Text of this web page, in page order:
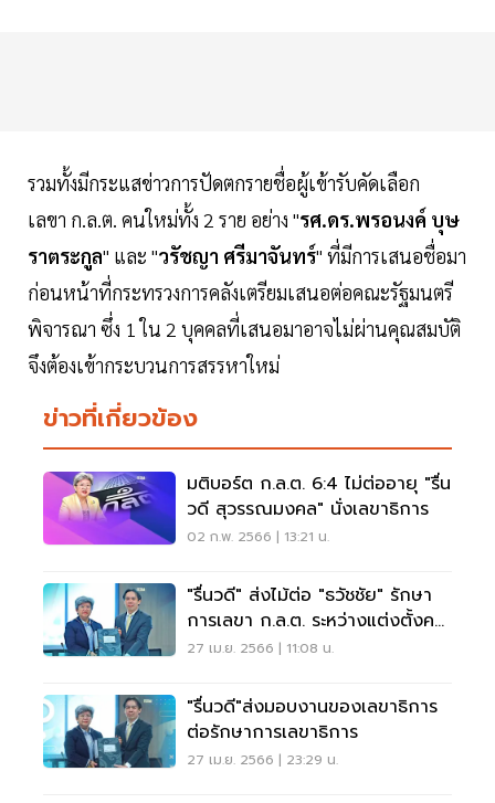
รวมทั้งมีกระแสข่าวการปัดตกรายชื่อผู้เข้ารับคัดเลือก
เลขา ก.ล.ต. คนใหม่ทั้ง 2 ราย อย่าง "รศ.ดร.พรอนงค์ บุษ
ราตระกูล" และ "วรัชญา ศรีมาจันทร์" ที่มีการเสนอชื่อมา
ก่อนหน้าที่กระทรวงการคลังเตรียมเสนอต่อคณะรัฐมนตรี
พิจารณา ซึ่ง 1 ใน 2 บุคคลที่เสนอมาอาจไม่ผ่านคุณสมบัติ
จึงต้องเข้ากระบวนการสรรหาใหม่
ข่าวที่เกี่ยวข้อง
มติบอร์ต ก.ล.ต. 6:4 ไม่ต่ออายุ "รื่น
วดี สุวรรณมงคล" นั่งเลขาธิการ
02 ก.พ. 2566 | 13:21 น.
"รื่นวดี" ส่งไม้ต่อ "ธวัชชัย" รักษา
การเลขา ก.ล.ต. ระหว่างแต่งตั้งคน
ใหม่
27 เม.ย. 2566 | 11:08 น.
"รื่นวดี"ส่งมอบงานของเลขาธิการ
ต่อรักษาการเลขาธิการ
27 เม.ย. 2566 | 23:29 น.